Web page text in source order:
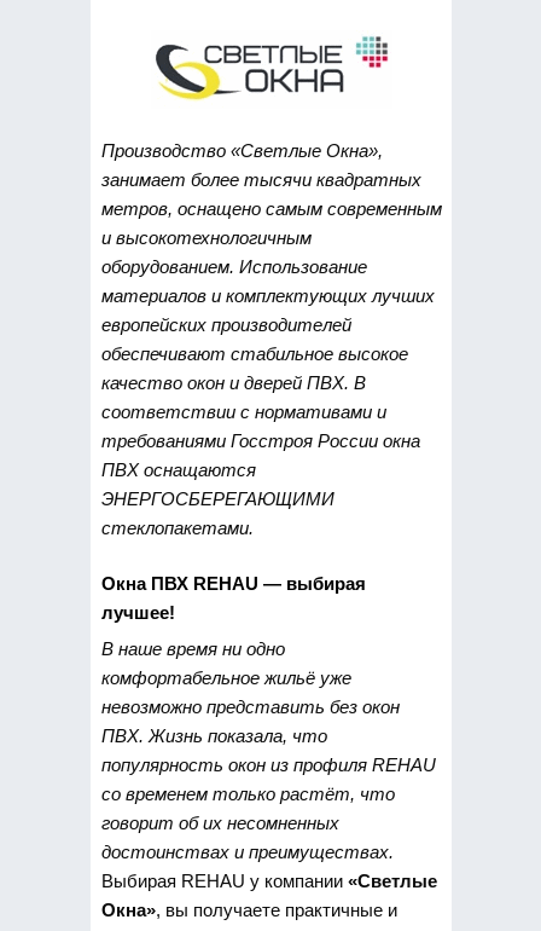
Производство «Светлые Окна»,
занимает более тысячи квадратных
метров, оснащено самым современным
и высокотехнологичным
оборудованием. Использование
материалов и комплектующих лучших
европейских производителей
обеспечивают стабильное высокое
качество окон и дверей ПВХ. В
соответствии с нормативами и
требованиями Госстроя России окна
ПВХ оснащаются
ЭНЕРГОСБЕРЕГАЮЩИМИ
стеклопакетами.
Окна ПВХ REHAU — выбирая
лучшее!
В наше время ни одно
комфортабельное жильё уже
невозможно представить без окон
ПВХ. Жизнь показала, что
популярность окон из профиля REHAU
со временем только растёт, что
говорит об их несомненных
достоинствах и преимуществах.
Выбирая REHAU у компании «Светлые
Окна», вы получаете практичные и